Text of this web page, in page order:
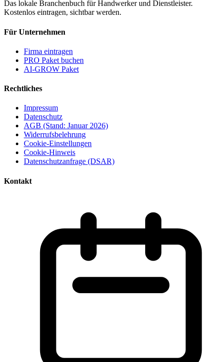
Das lokale Branchenbuch für Handwerker und Dienstleister.
Kostenlos eintragen, sichtbar werden.
Für Unternehmen
Firma eintragen
PRO Paket buchen
AI-GROW Paket
Rechtliches
Impressum
Datenschutz
AGB (Stand: Januar 2026)
Widerrufsbelehrung
Cookie-Einstellungen
Cookie-Hinweis
Datenschutzanfrage (DSAR)
Kontakt